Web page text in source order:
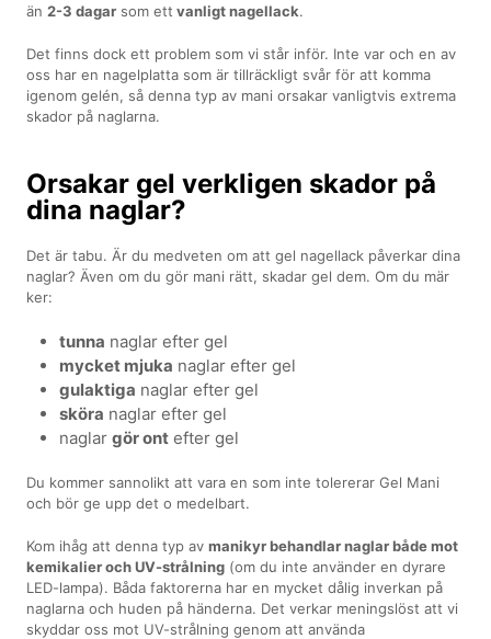
än 2-3 dagar som ett vanligt nagellack.
Det finns dock ett problem som vi står inför. Inte var och en av
oss har en nagelplatta som är tillräckligt svår för att komma
igenom gelén, så denna typ av mani orsakar vanligtvis extrema
skador på naglarna.
Orsakar gel verkligen skador på
dina naglar?
Det är tabu. Är du medveten om att gel nagellack påverkar dina
naglar? Även om du gör mani rätt, skadar gel dem. Om du mär
ker:
tunna naglar efter gel
mycket mjuka naglar efter gel
gulaktiga naglar efter gel
sköra naglar efter gel
naglargör ont efter gel
Du kommer sannolikt att vara en som inte tolererar Gel Mani
och bör ge upp det o medelbart.
Kom ihåg att denna typ avmanikyr behandlar naglar både mot
kemikalier och UV-strålning (om du inte använder en dyrare
LED-lampa). Båda faktorerna har en mycket dålig inverkan på
naglarna och huden på händerna. Det verkar meningslöst att vi
skyddar oss mot UV-strålning genom att använda